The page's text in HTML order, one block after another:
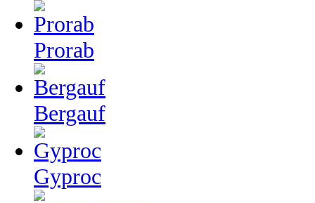
Prorab
Bergauf
Gyproc